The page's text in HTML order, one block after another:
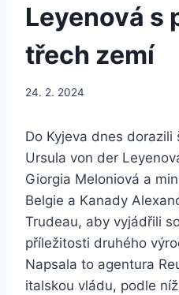
Leyenová s
třech zemí
24. 2. 2024
Do Kyjeva dnes dorazili
Ursula von der
Giorgia Meloniová a
Belgie a Kanady
Trudeau, aby vyjádřili
příležitosti druhého
Napsala to agentura
italskou vládu, podle